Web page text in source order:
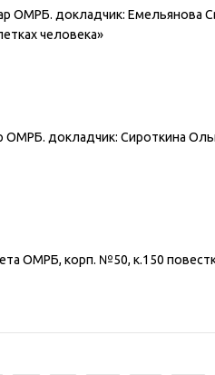
ОМРБ. докладчик: Емельянова
человека»
докладчик: Сироткина
ОМРБ, корп. №50, к.150